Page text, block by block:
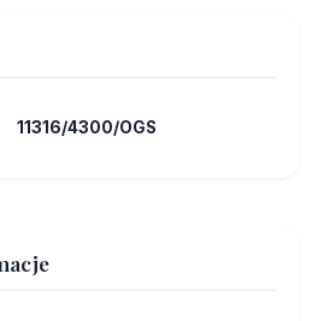
11316/4300/OGS